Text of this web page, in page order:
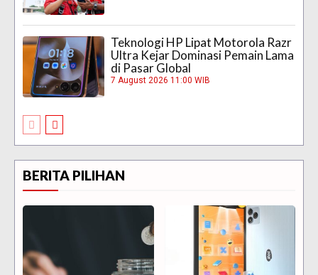
Teknologi HP Lipat Motorola Razr
Ultra Kejar Dominasi Pemain Lama
di Pasar Global
7 August 2026 11:00 WIB
BERITA PILIHAN